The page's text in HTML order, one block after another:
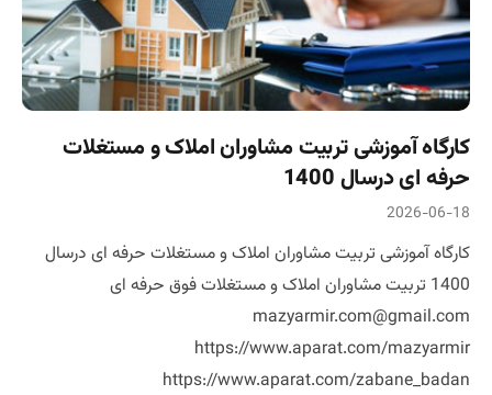
کارگاه آموزشی تربیت مشاوران املاک و مستغلات
حرفه ای درسال 1400
2026-06-18
کارگاه آموزشی تربیت مشاوران املاک و مستغلات حرفه ای درسال
1400 تربیت مشاوران املاک و مستغلات فوق حرفه ای
mazyarmir.com@gmail.com
https://www.aparat.com/mazyarmir
https://www.aparat.com/zabane_badan